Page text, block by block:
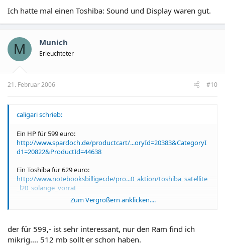
Ich hatte mal einen Toshiba: Sound und Display waren gut.
M Munich
Erleuchteter
21. Februar 2006 #10
caligari schrieb:
Ein HP für 599 euro:
http://www.spardoch.de/productcart/...oryId=20383&CategoryI
d1=20822&ProductId=44638
Ein Toshiba für 629 euro:
http://www.notebooksbilliger.de/pro...0_aktion/toshiba_satellite
_l20_solange_vorrat
Ich hatte mal einen Toshiba: Sound und Display waren gut.
Zum Vergrößern anklicken....
der für 599,- ist sehr interessant, nur den Ram find ich
mikrig.... 512 mb sollt er schon haben.